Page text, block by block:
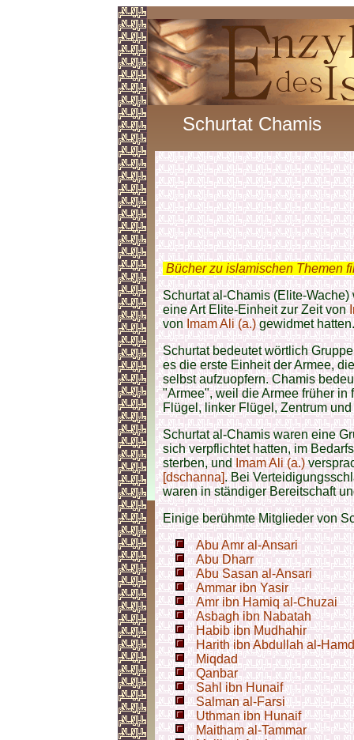
Schurtat Chamis
Bücher zu islamischen Themen
Schurtat al-Chamis (Elite-
eine Art Elite-Einheit zur Zeit von
vonImam Ali (a.)gewidmet hatten.
Schurtat bedeutet wörtlich
es die erste Einheit der Armee,
selbst aufzuopfern. Chamis
"Armee", weil die Armee früher in
Flügel, linker Flügel, Zentrum
Schurtat al-Chamis waren eine
sich verpflichtet hatten, im
sterben, undImam Ali (a.)
[dschanna]. Bei
waren in ständiger Bereitschaft
Einige berühmte Mitglieder von
Abu Amr al-Ansari
Abu Dharr
Abu Sasan al-Ansari
Ammar ibn Yasir
Amr ibn Hamiq al-Chuzai
Asbagh ibn Nabatah
Habib ibn Mudhahir
Harith ibn Abdullah al-
Miqdad
Qanbar
Sahl ibn Hunaif
Salman al-Farsi
Uthman ibn Hunaif
Maitham al-Tammar